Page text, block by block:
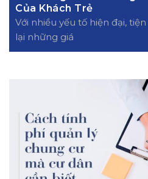
Của Khách Trẻ
Với nhiều yếu tố hiện đại,
lại những giá